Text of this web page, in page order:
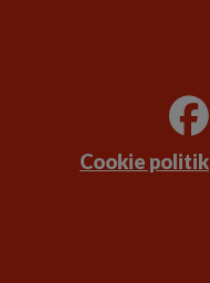
Cookie politik